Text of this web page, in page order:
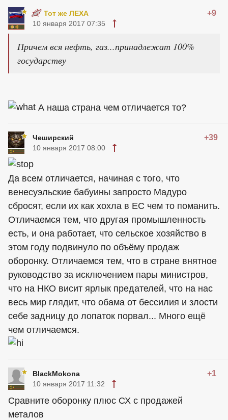
Тот же ЛЕХА +9
10 января 2017 07:35
Причем вся нефть, газ...принадлежат 100%
государству
А наша страна чем отличается то?
Чеширский +39
10 января 2017 08:00
Да всем отличается, начиная с того, что
венесуэльские бабуины запросто Мадуро
сбросят, если их как хохла в ЕС чем то поманить.
Отличаемся тем, что другая промышленность
есть, и она работает, что сельское хозяйство в
этом году подвинуло по объёму продаж
оборонку. Отличаемся тем, что в стране внятное
руководство за исключением пары министров,
что на НКО висит ярлык предателей, что на нас
весь мир глядит, что обама от бессилия и злости
себе задницу до лопаток порвал... Много ещё
чем отличаемся.
BlackMokona +1
10 января 2017 11:32
Сравните оборонку плюс СХ с продажей
металов